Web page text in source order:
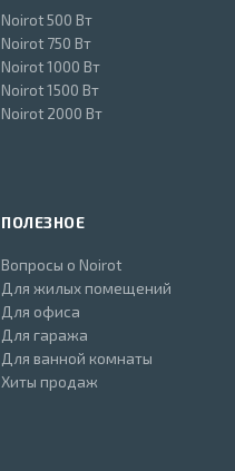
Noirot 500 Вт
Noirot 750 Вт
Noirot 1000 Вт
Noirot 1500 Вт
Noirot 2000 Вт
ПОЛЕЗНОЕ
Вопросы о Noirot
Для жилых помещений
Для офиса
Для гаража
Для ванной комнаты
Хиты продаж